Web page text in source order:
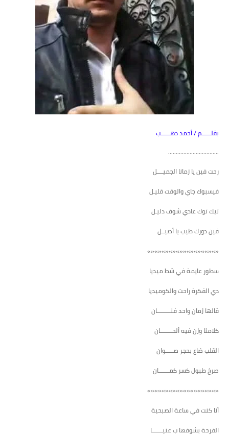
بقلــــــم / أحمد دهــــــب
.................................
رحت فين يا زمانا الجميــــل
فيسبوك جاي والوقت قليـل
تيك توك عادي شوف دليـل
فين دورك طيب يا أصيــل
«»«»»«»«»««»«»«»«»«»
سطور عايمة في شط ميديا
دي الفكرة راحت والكوميديا
قالها زمان واحد فنـــــــــان
كلامنا وزن فيه ألحــــــــان
القلب ضاع بحجر صـــــوان
صرخ طبول كسر كمـــــــان
«»«»«»«»«»«»«»«»«»«»
أنا كنت في ساعة الصبحية
الفرحة بشوفها ب عنيـــــــا